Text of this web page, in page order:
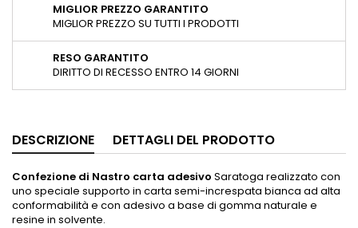
MIGLIOR PREZZO GARANTITO
MIGLIOR PREZZO SU TUTTI I PRODOTTI
RESO GARANTITO
DIRITTO DI RECESSO ENTRO 14 GIORNI
DESCRIZIONE DETTAGLI DEL PRODOTTO
Confezione di Nastro carta adesivo Saratoga realizzato con
uno speciale supporto in carta semi-increspata bianca ad alta
conformabilità e con adesivo a base di gomma naturale e
resine in solvente.